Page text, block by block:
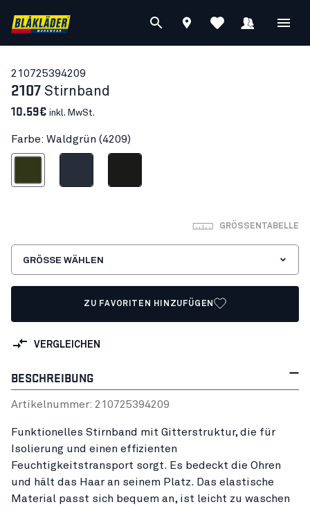
210725394209
2107 Stirnband
10.59€ inkl. MwSt.
Farbe: Waldgrün (4209)
GRÖSSENTABELLE
GRÖSSE WÄHLEN
ZU FAVORITEN HINZUFÜGEN
VERGLEICHEN
BESCHREIBUNG
Artikelnummer: 210725394209
Funktionelles Stirnband mit Gitterstruktur, die für
Isolierung und einen effizienten
Feuchtigkeitstransport sorgt. Es bedeckt die Ohren
und hält das Haar an seinem Platz. Das elastische
Material passt sich bequem an, ist leicht zu waschen